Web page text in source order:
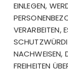
EINLEGEN,
VERARBEITEN,
NACHWEISEN,
FREIHEITEN